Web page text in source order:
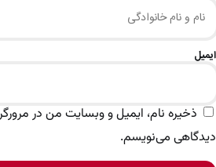
ایمیل
ذخیره نام، ایمیل و وبسایت من در مرورگر
دیدگاهی می‌نویسم.